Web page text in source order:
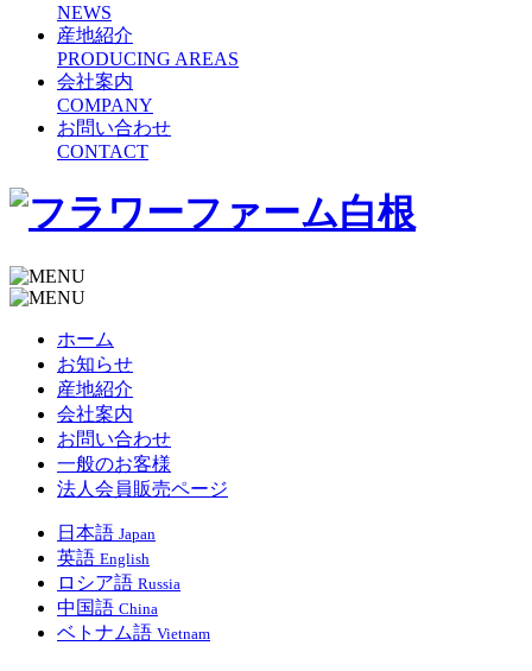
NEWS
産地紹介
PRODUCING AREAS
会社案内
COMPANY
お問い合わせ
CONTACT
ホーム
お知らせ
産地紹介
会社案内
お問い合わせ
一般のお客様
法人会員販売ページ
日本語 Japan
英語 English
ロシア語 Russia
中国語 China
ベトナム語 Vietnam